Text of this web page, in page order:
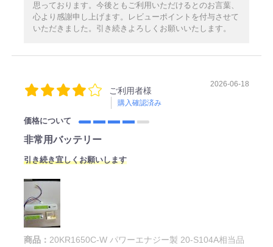
思っております。今後ともご利用いただけるとのお言葉、
心より感謝申し上げます。レビューポイントを付与させて
いただきました。引き続きよろしくお願いいたします。
ご利用者様
購入確認済み
2026-06-18
価格について
非常用バッテリー
引き続き宜しくお願いします
商品： 20KR1650C-W パワーエナジー製 20-S104A相当品